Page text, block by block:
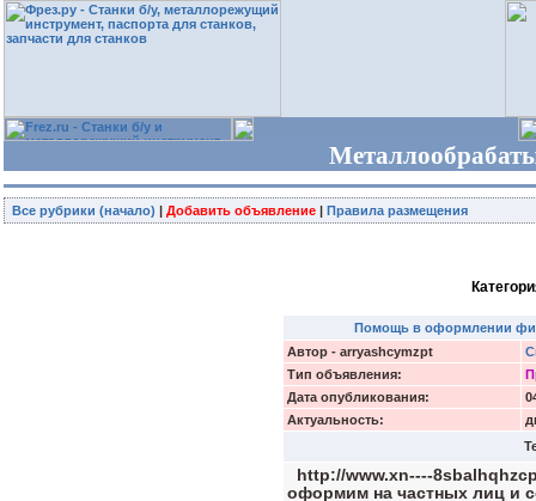
Все рубрики (начало) | Добавить объявление | Правила размещения
Помощь в оформлении
Автор - arryashcymzpt
Тип объявления:
П
Дата опубликования:
Актуальность:
http://www.xn----
оформим на частных лиц и